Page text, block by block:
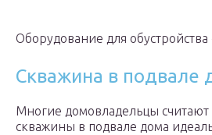
Оборудование для
Скважина в подвале
Многие домовладельцы
скважины в подвале дома